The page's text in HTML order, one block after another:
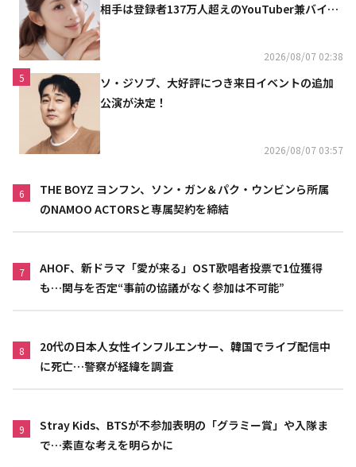
相手は登録者137万人超えのYouTuber兼バイオ
2026/08/07 02:38
5
ソ・ジソブ、大好評につき来日イベントの追加
公演が決定！
2026/08/07 03:57
6
THE BOYZ ヨンフン、ソン・ガン＆パク・ウンビンら所属
のNAMOO ACTORSと専属契約を締結
7
AHOF、新ドラマ「愛が来る」OST歌唱者投票で1位獲得
も…関与を否定“事前の協議がなく参加は不可能”
8
20代の日本人女性インフルエンサー、韓国でライブ配信中
に死亡…警察が経緯を調査
9
Stray Kids、BTSが不参加表明の「グラミー賞」や入隊ま
で…素直な考えを明らかに